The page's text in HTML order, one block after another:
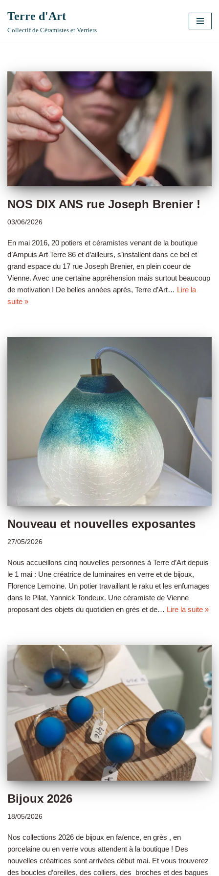
Aller
Terre d'Art
Collectif de Céramistes et Verriers
NOS DIX ANS rue Joseph Brenier !
03/06/2026
En mai 2016, 20 potiers et céramistes venant de la boutique
d’Ampuis Art Terre 86 et d’ailleurs, s’installent dans ce bel et
grand espace du 17 rue Joseph Brenier, en plein coeur de
Vienne. Avec une certaine appréhension mais surtout beaucoup
de motivation ! De belles années après, Terre d’Art… Lire la
suite »
Nouveau et nouvelles exposantes
27/05/2026
Nous accueillons cinq nouvelles personnes à Terre d’Art depuis
le 1 mai : Une créatrice de luminaires en verre et de bijoux,
Florence Lemoine. Un potier travaillant le raku et les enfumages
dans le Pilat, Yannick Tondeux. Une céramiste de Vienne
proposant des objets du quotidien en grès et de… Lire la suite »
Bijoux 2026
18/05/2026
Nos collections 2026 de bijoux en faïence, en grès , en
porcelaine ou en verre vous attendent à la boutique ! Des
nouvelles créatrices sont arrivées début mai. Et vous trouverez
des boucles d’oreilles, des colliers, des broches et des bagues